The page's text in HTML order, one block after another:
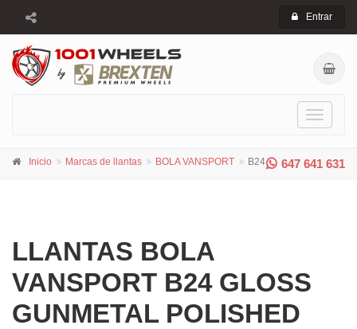
Entrar
Toggle
647 641 631
Inicio Marcas de llantas BOLA VANSPORT B24
LLANTAS BOLA
VANSPORT B24 GLOSS
GUNMETAL POLISHED